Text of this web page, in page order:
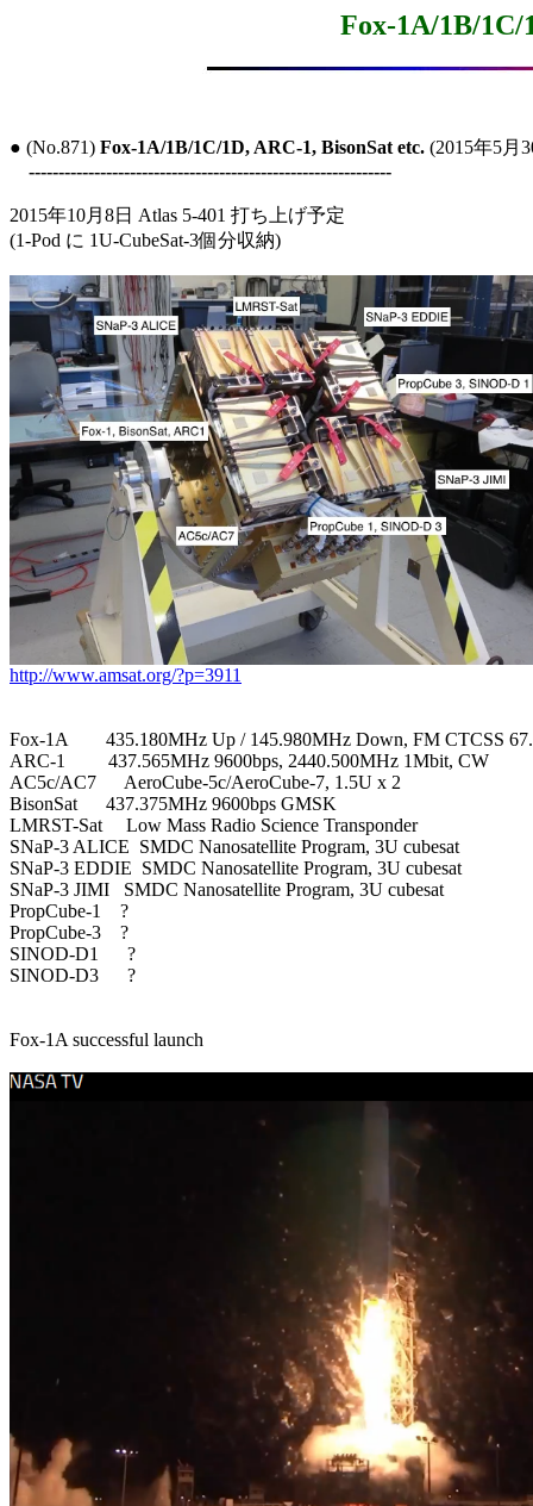
Fox-1A/1B/1C/
● (No.871) Fox-1A/1B/1C/1D, ARC-1, BisonSat etc. (2015年5月
-------------------------------------------------------------
2015年10月8日 Atlas 5-401 打ち上げ予定
(1-Pod に 1U-CubeSat-3個分収納)
http://www.amsat.org/?p=3911
Fox-1A        435.180MHz Up / 145.980MHz Down, FM CTCSS
ARC-1         437.565MHz 9600bps, 2440.500MHz 1Mbit, CW
AC5c/AC7      AeroCube-5c/AeroCube-7, 1.5U x 2
BisonSat      437.375MHz 9600bps GMSK
LMRST-Sat     Low Mass Radio Science Transponder
SNaP-3 ALICE  SMDC Nanosatellite Program, 3U cubesat
SNaP-3 EDDIE  SMDC Nanosatellite Program, 3U cubesat
SNaP-3 JIMI   SMDC Nanosatellite Program, 3U cubesat
PropCube-1    ?
PropCube-3    ?
SINOD-D1      ?
SINOD-D3      ?
Fox-1A successful launch